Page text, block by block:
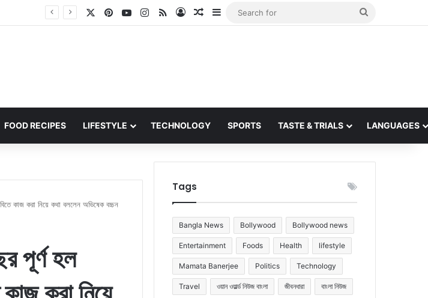
PinterestYouTubeInstagram
RSS Log InRandom Article
Sidebar
FOOD RECIPES LIFESTYLE TECHNOLOGY SPORTS TASTE & TRIALS LANGUAGES
কাজ করা নিয়ে কথা বললেন অভিষেক বচ্চন
হল
Tags
Bangla News Bollywood Bollywood news
Entertainment Foods Health lifestyle
Mamata Banerjee Politics Technology
Travel ওয়ান ওয়ার্ল্ড নিউজ বাংলা জীবনধারা বাংলা নিউজ